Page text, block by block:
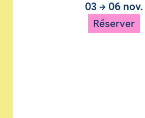
03 → 06 nov.
Réserver